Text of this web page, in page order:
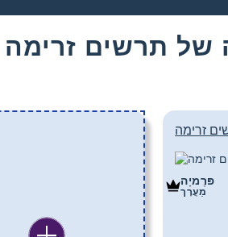
של תרשים זרימה
זרימה
פּרֶמיָה
מַעֲרָך